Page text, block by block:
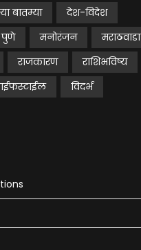
बातम्या
देश-विदेश
पुणे मनोरंजन
मराठवाडा
राजकारण
राशिभविष्य
विदर्भ